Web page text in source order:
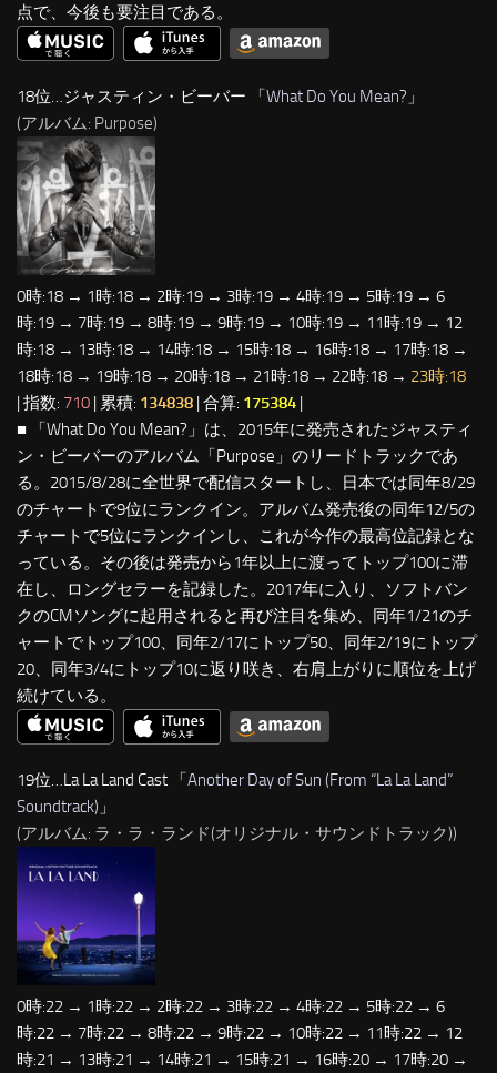
点で、今後も要注目である。
18位…ジャスティン・ビーバー 「What Do You Mean? 」
(アルバム: Purpose)
0時:18 → 1時:18 → 2時:19 → 3時:19 → 4時:19 → 5時:19 → 6
時:19 → 7時:19 → 8時:19 → 9時:19 → 10時:19 → 11時:19 → 12
時:18 → 13時:18 → 14時:18 → 15時:18 → 16時:18 → 17時:18 →
18時:18 → 19時:18 → 20時:18 → 21時:18 → 22時:18 → 23時:18
| 指数: 710 | 累積: 134838 | 合算: 175384 |
■ 「What Do You Mean?」は、2015年に発売されたジャスティ
ン・ビーバーのアルバム「Purpose」のリードトラックであ
る。2015/8/28に全世界で配信スタートし、日本では同年8/29
のチャートで9位にランクイン。アルバム発売後の同年12/5の
チャートで5位にランクインし、これが今作の最高位記録とな
っている。その後は発売から1年以上に渡ってトップ100に滞
在し、ロングセラーを記録した。2017年に入り、ソフトバン
クのCMソングに起用されると再び注目を集め、同年1/21のチ
ャートでトップ100、同年2/17にトップ50、同年2/19にトップ
20、同年3/4にトップ10に返り咲き、右肩上がりに順位を上げ
続けている。
19位…La La Land Cast 「Another Day of Sun (From “La La Land”
Soundtrack) 」
(アルバム: ラ・ラ・ランド(オリジナル・サウンドトラック))
0時:22 → 1時:22 → 2時:22 → 3時:22 → 4時:22 → 5時:22 → 6
時:22 → 7時:22 → 8時:22 → 9時:22 → 10時:22 → 11時:22 → 12
時:21 → 13時:21 → 14時:21 → 15時:21 → 16時:20 → 17時:20 →